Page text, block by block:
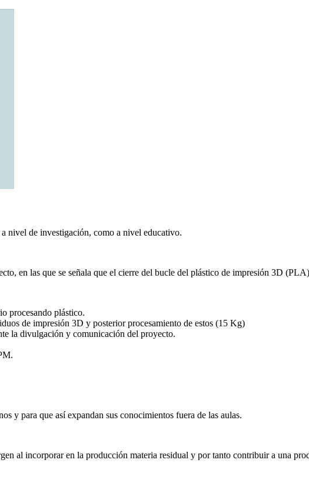
nivel de investigación, como a nivel educativo.
en las que se señala que el cierre del bucle del plástico de impresión 3D
procesando plástico.
de impresión 3D y posterior procesamiento de estos (15 Kg)
la divulgación y comunicación del proyecto.
y para que así expandan sus conocimientos fuera de las aulas.
al incorporar en la producción materia residual y por tanto contribuir a una